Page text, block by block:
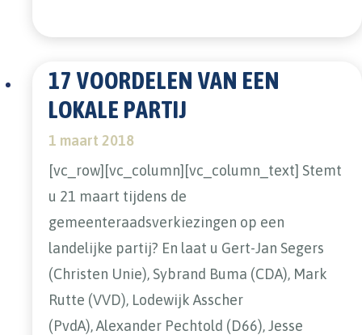
17 VOORDELEN VAN EEN
LOKALE PARTIJ
1 maart 2018
[vc_row][vc_column][vc_column_text] Stemt
u 21 maart tijdens de
gemeenteraadsverkiezingen op een
landelijke partij? En laat u Gert-Jan Segers
(Christen Unie), Sybrand Buma (CDA), Mark
Rutte (VVD), Lodewijk Asscher
(PvdA), Alexander Pechtold (D66), Jesse